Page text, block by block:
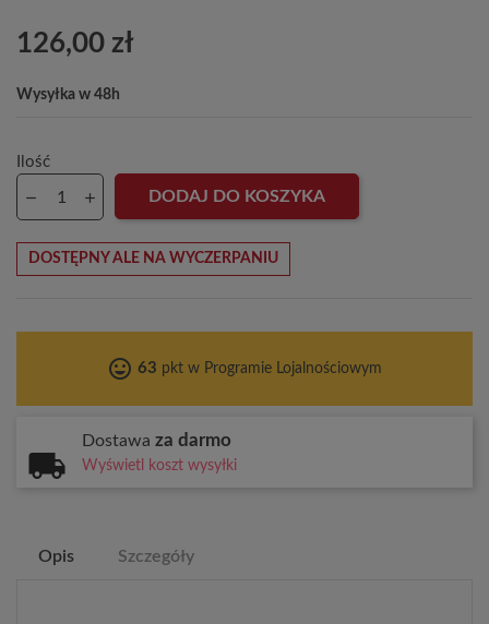
126,00 zł
Wysyłka w 48h
Ilość
DODAJ DO KOSZYKA
DOSTĘPNY ALE NA WYCZERPANIU
tag_faces 63 pkt w Programie Lojalnościowym
Dostawa za darmo
Wyświetl koszt wysyłki
Opis Szczegóły